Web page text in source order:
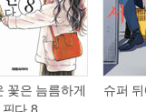
꽃은 늠름하게
핀다 8
슈퍼